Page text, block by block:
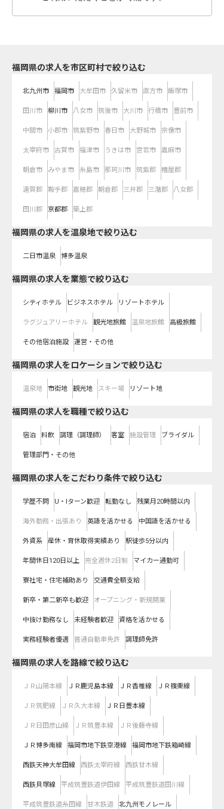
福岡県の求人を市区町村で絞り込む
北九州市 福岡市 大牟田市 久留米市 直方市 飯塚市
田川市 柳川市 八女市 筑後市 大川市 行橋市 豊前市
中間市 小郡市 筑紫野市 春日市 大野城市 宗像市
太宰府市 古賀市 福津市 うきは市 宮若市 嘉麻市
朝倉市 みやま市 糸島市 那珂川市 筑紫郡 糟屋郡
遠賀郡 鞍手郡 嘉穂郡 朝倉郡 三井郡 三潴郡 八女郡
田川郡 京都郡 築上郡
福岡県の求人を温泉地で絞り込む
二日市温泉 博多温泉
福岡県の求人を業態で絞り込む
シティホテル ビジネスホテル リゾートホテル
ラグジュアリーホテル 観光地旅館 温泉地旅館 高級旅館
その他宿泊施設 運営・その他
福岡県の求人をロケーションで絞り込む
温泉地 市街地 観光地 スキー場 リゾート地
福岡県の求人を職種で絞り込む
宿泊 料飲 調理（調理師） 客室 施設管理 ブライダル
管理部門・その他
福岡県の求人をこだわり条件で絞り込む
学歴不問 U・Iターン歓迎 転勤なし 残業月20時間以内
海外勤務・出張あり 英語を活かせる 中国語を活かせる
外資系 産休・育休取得実績あり 駅徒歩5分以内
年間休日120日以上 完全週休2日制 マイカー通勤可
寮社宅・住宅補助あり 交通費全額支給
新卒・第二新卒も歓迎 オープニング・新規開業
中抜け勤務なし 未経験者歓迎 資格を活かせる
実務経験者優遇 普通自動車免許 調理師免許
福岡県の求人を路線で絞り込む
ＪＲ山陽本線 ＪＲ鹿児島本線 ＪＲ香椎線 ＪＲ篠栗線
ＪＲ筑肥線 ＪＲ久大本線 ＪＲ日豊本線
ＪＲ日田彦山線 ＪＲ筑豊本線 ＪＲ後藤寺線
ＪＲ博多南線 福岡市地下鉄空港線 福岡市地下鉄箱崎線
西鉄天神大牟田線 西鉄太宰府線 西鉄甘木線
西鉄貝塚線 平成筑豊鉄道伊田線 平成筑豊鉄道田川線
平成筑豊鉄道糸田線 甘木鉄道 北九州モノレール